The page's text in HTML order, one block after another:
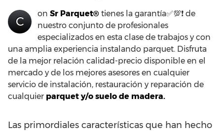
C
on Sr Parquet® tienes la garantía✅💯❗ de
nuestro conjunto de profesionales
especializados en esta clase de trabajos y con
una amplia experiencia instalando parquet. Disfruta
de la mejor relación calidad-precio disponible en el
mercado y de los mejores asesores en cualquier
servicio de instalación, restauración y reparación de
cualquier parquet y/o suelo de madera.
Las primordiales características que han hecho